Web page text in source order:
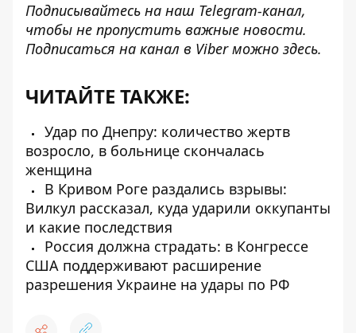
Подписывайтесь на наш Telegram-канал,
чтобы не пропустить важные новости.
Подписаться на канал в Viber можно здесь.
ЧИТАЙТЕ ТАКЖЕ:
Удар по Днепру: количество жертв
возросло, в больнице скончалась
женщина
В Кривом Роге раздались взрывы:
Вилкул рассказал, куда ударили оккупанты
и какие последствия
Россия должна страдать: в Конгрессе
США поддерживают расширение
разрешения Украине на удары по РФ